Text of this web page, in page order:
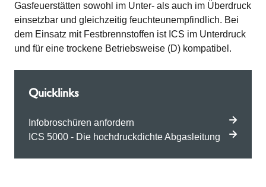
Gasfeuerstätten sowohl im Unter- als auch im Überdruck
einsetzbar und gleichzeitig feuchteunempfindlich. Bei
dem Einsatz mit Festbrennstoffen ist ICS im Unterdruck
und für eine trockene Betriebsweise (D) kompatibel.
Quicklinks
Infobroschüren anfordern
ICS 5000 - Die hochdruckdichte Abgasleitung